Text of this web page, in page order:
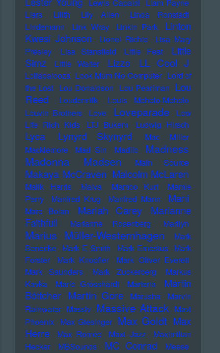
Lewis Capaldi Liam Payne
Liars
Lilith Lily Allen
Linda Ronstadt
Lindemann
Link Wray Linkin Park
Linton
Kwesi Johnson
Lionel Richie
Lisa Mary
Presley
Lisa Stansfield Little Feat
Little
Simz
Little Walter Lizzo LL Cool J
Lollapalooza Look Mum No Computer Lord of
the Lost Lou Donaldson Lou Pearlman Lou
Reed
Loudermilk
Louis Moholo-Moholo
Louvin Brothers
Love Loveparade
Low
Life Rich Kids
LTJ Bukem Ludwig Hirsch
Lyca Lynyrd Skynyrd
Mac Miller
Macklemore
Mad Sin Madlib
Madness
Madonna
Madsen Main Source
Makaya McCraven Malcolm McLaren
Malik Harris Malva Mambo Kurt
Mamie
Perry
Manfred Krug Manfred Mann Mani
Marc Bolan Mariah Carey
Marianne
Faithfull
Marianne Rosenberg Marilyn
Marius Müller-Westernhagen
Mark
Benecke Mark E Smith Mark Ernestus Mark
Forster
Mark Knopfler
Mark Oliver Everett
Mark Saunders
Mark Zuckerberg
Markus
Kavka
Marlo Grosshardt Marteria
Martin
Böttcher Martin Gore Marusha
Marvin
Rainwater Massiv Massive Attack Mavi
Phoenix Max Giesinger Max Goldt Max
Herre
Max Romeo Maxi Jazz
Maximilian
Hecker
MBSounds MC Conrad
Meese